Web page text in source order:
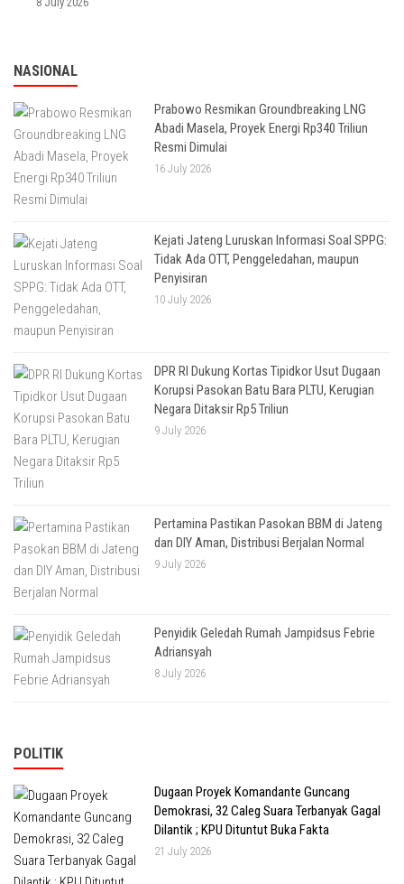
NASIONAL
Prabowo Resmikan Groundbreaking LNG
Abadi Masela, Proyek Energi Rp340 Triliun
Resmi Dimulai
16 July 2026
Kejati Jateng Luruskan Informasi Soal SPPG:
Tidak Ada OTT, Penggeledahan, maupun
Penyisiran
10 July 2026
DPR RI Dukung Kortas Tipidkor Usut Dugaan
Korupsi Pasokan Batu Bara PLTU, Kerugian
Negara Ditaksir Rp5 Triliun
9 July 2026
Pertamina Pastikan Pasokan BBM di Jateng
dan DIY Aman, Distribusi Berjalan Normal
9 July 2026
Penyidik Geledah Rumah Jampidsus Febrie
Adriansyah
8 July 2026
POLITIK
Dugaan Proyek Komandante Guncang
Demokrasi, 32 Caleg Suara Terbanyak Gagal
Dilantik ; KPU Dituntut Buka Fakta
21 July 2026